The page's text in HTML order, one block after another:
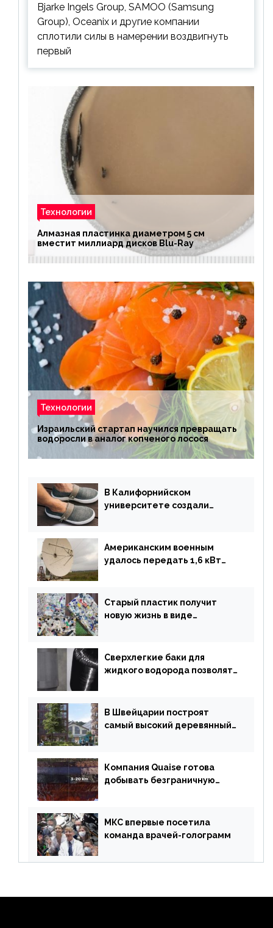
Bjarke Ingels Group, SAMOO (Samsung
Group), Oceanix и другие компании
сплотили силы в намерении воздвигнуть
первый
Технологии
Алмазная пластинка диаметром 5 см
вместит миллиард дисков Blu-Ray
Технологии
Израильский стартап научился превращать
водоросли в аналог копченого лосося
В Калифорнийском
университете создали
Американским военным
удалось передать 1,6 кВт
Старый пластик получит
новую жизнь в виде
Сверхлегкие баки для
жидкого водорода позволят
В Швейцарии построят
самый высокий деревянный
Компания Quaise готова
добывать безграничную
МКС впервые посетила
команда врачей-голограмм